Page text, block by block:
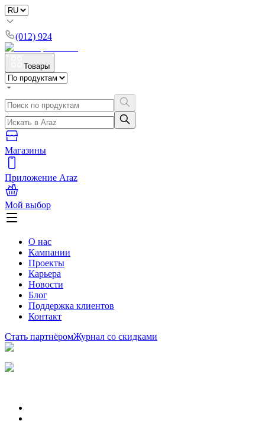
(012) 924
Товары
Магазины
Приложение Araz
Мой выбор
О нас
Кампании
Проекты
Карьера
Новости
Блог
Поддержка клиентов
Контакт
Стать партнёромЖурнал со скидками